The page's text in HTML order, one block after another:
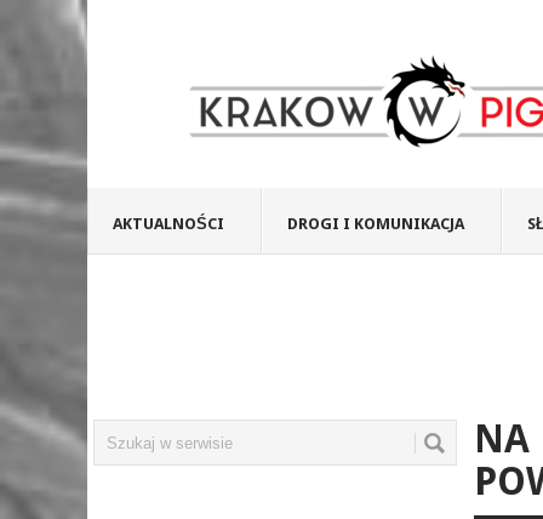
AKTUALNOŚCI DROGI I KOMUNIKACJA
NA